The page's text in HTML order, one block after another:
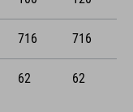
716 716
62 62